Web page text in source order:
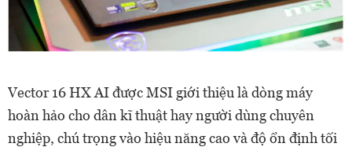
Vector 16 HX AI được MSI giới thiệu là dòng máy
hoàn hảo cho dân kĩ thuật hay người dùng chuyên
nghiệp, chú trọng vào hiệu năng cao và độ ổn định tối